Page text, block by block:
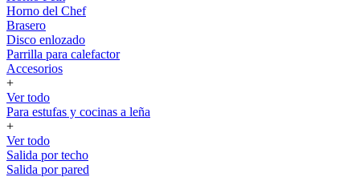
Horno del Chef
Brasero
Disco enlozado
Parrilla para calefactor
Accesorios
+
Ver todo
Para estufas y cocinas a leña
+
Ver todo
Salida por techo
Salida por pared